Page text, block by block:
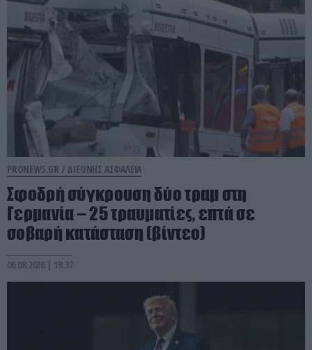
PRONEWS.GR / ΔΙΕΘΝΗΣ ΑΣΦΑΛΕΙΑ
Σφοδρή σύγκρουση δύο τραμ στη
Γερμανία – 25 τραυματίες, επτά σε
σοβαρή κατάσταση (βίντεο)
06.08.2026 | 19:37